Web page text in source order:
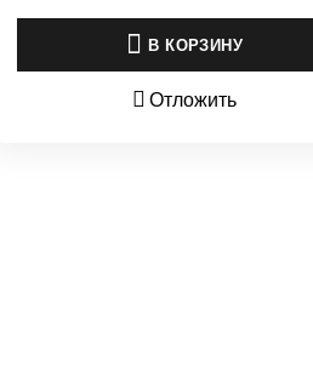
В КОРЗИНУ
Отложить